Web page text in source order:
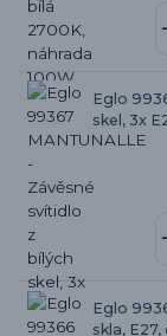
Eglo
skel, 3x
Eglo
skla,